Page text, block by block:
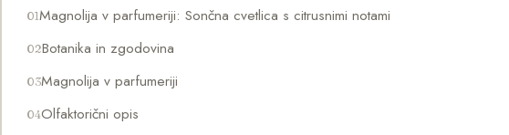
Magnolija v parfumeriji: Sončna cvetlica s citrusnimi notami
Botanika in zgodovina
Magnolija v parfumeriji
Olfaktorični opis